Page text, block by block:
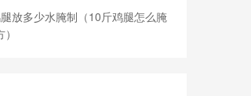
放多少水腌制（10斤鸡腿怎么腌